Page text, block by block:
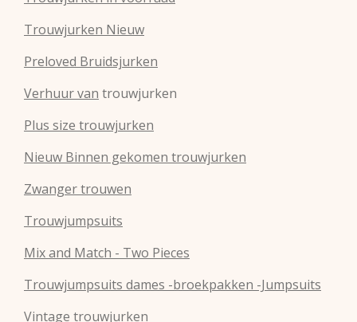
Trouwjurken Nieuw
Preloved Bruidsjurken
Verhuur van trouwjurken
Plus size trouwjurken
Nieuw Binnen gekomen trouwjurken
Zwanger trouwen
Trouwjumpsuits
Mix and Match - Two Pieces
Trouwjumpsuits dames -broekpakken -Jumpsuits
Vintage trouwjurken